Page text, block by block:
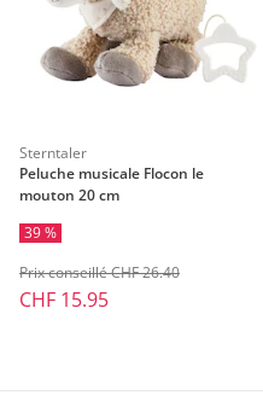
Sterntaler
Peluche musicale Flocon le
mouton 20 cm
39 %
CHF 15.95
Prix conseillé CHF 26.40